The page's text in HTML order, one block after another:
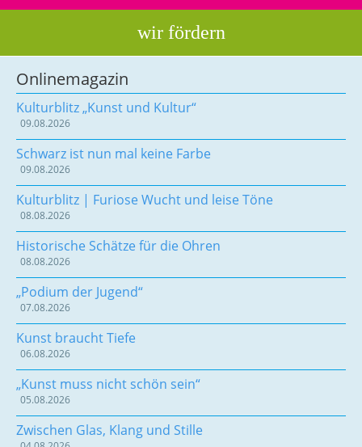
wir fördern
Onlinemagazin
Kulturblitz „Kunst und Kultur“
09.08.2026
Schwarz ist nun mal keine Farbe
09.08.2026
Kulturblitz | Furiose Wucht und leise Töne
08.08.2026
Historische Schätze für die Ohren
08.08.2026
„Podium der Jugend“
07.08.2026
Kunst braucht Tiefe
06.08.2026
„Kunst muss nicht schön sein“
05.08.2026
Zwischen Glas, Klang und Stille